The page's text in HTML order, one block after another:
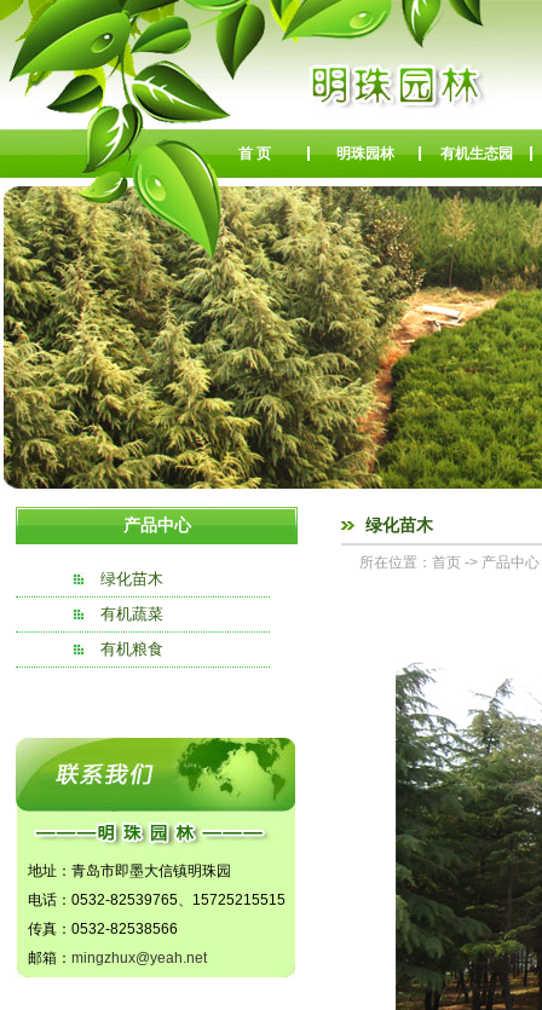
首 页 明珠园林 有机生态园
产品中心
绿化苗木
有机蔬菜
有机粮食
地址：青岛市即墨大信镇明珠园
电话：0532-82539765、15725215515
传真：0532-82538566
邮箱： mingzhux@yeah.net
绿化苗木
所在位置： 首页 -> 产品中心